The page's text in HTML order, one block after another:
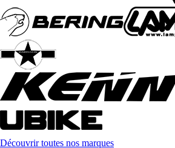
Découvrir toutes nos marques